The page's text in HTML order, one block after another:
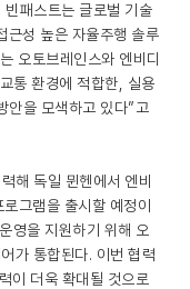
패스트는 글로벌 기술
근성 높은 자율주행 솔루
오토브레인스와 엔비디
통 환경에 적합한, 실용
안을 모색하고 있다”고
해 독일 뮌헨에서 엔비
그램을 출시할 예정이
영을 지원하기 위해 오
가 통합된다. 이번 협력
이 더욱 확대될 것으로